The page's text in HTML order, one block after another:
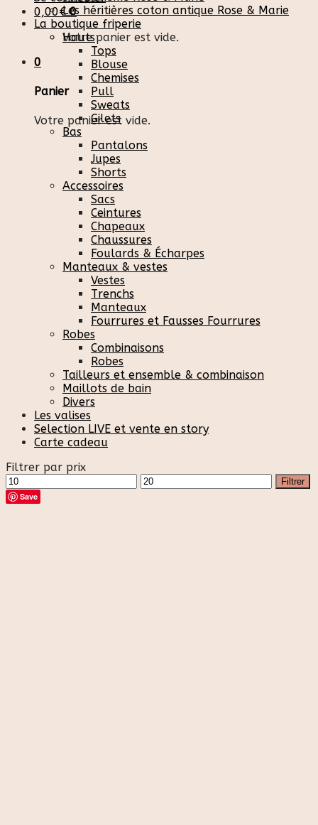
0,00€ 0
Votre panier est vide.
0
Panier
Votre panier est vide.
Les héritières coton antique Rose & Marie
La boutique friperie
Hauts
Tops
Blouse
Chemises
Pull
Sweats
Gilets
Bas
Pantalons
Jupes
Shorts
Accessoires
Sacs
Ceintures
Chapeaux
Chaussures
Foulards & Écharpes
Manteaux & vestes
Vestes
Trenchs
Manteaux
Fourrures et Fausses Fourrures
Robes
Combinaisons
Robes
Tailleurs et ensemble & combinaison
Maillots de bain
Divers
Les valises
Selection LIVE et vente en story
Carte cadeau
Filtrer par prix
Prix
min
Prix
max
Filtrer
Save